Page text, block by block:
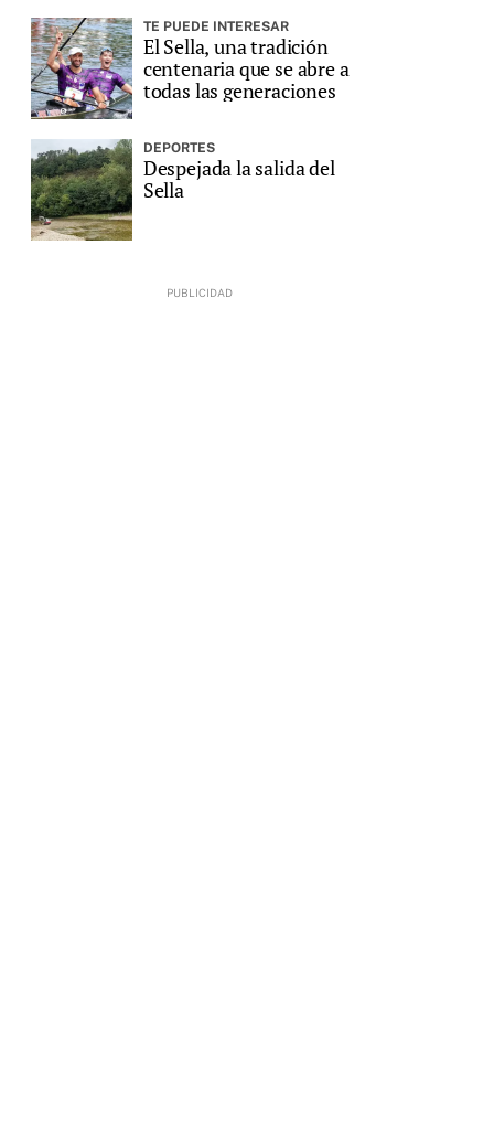
TE PUEDE INTERESAR
El Sella, una tradición
centenaria que se abre a
todas las generaciones
DEPORTES
Despejada la salida del
Sella